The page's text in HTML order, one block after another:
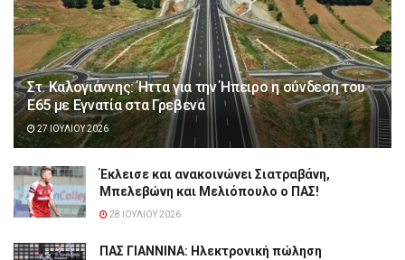
Στ. Καλογιάννης: Ήττα για την Ήπειρο η σύνδεση του
Ε65 με Εγνατία στα Γρεβενά
27 ΙΟΥΛΊΟΥ 2026
Έκλεισε και ανακοινώνει Σιατραβάνη,
Μπελεβώνη και Μελιόπουλο ο ΠΑΣ!
28 ΙΟΥΛΊΟΥ 2026
ΠΑΣ ΓΙΑΝΝΙΝΑ: Hλεκτρονική πώληση